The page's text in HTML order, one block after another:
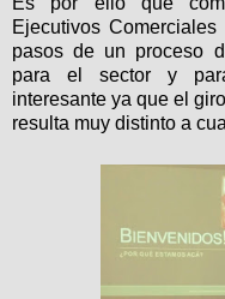
Ejecutivos
pasos de un proceso
para el sector y
interesante ya que el
resulta muy distinto a